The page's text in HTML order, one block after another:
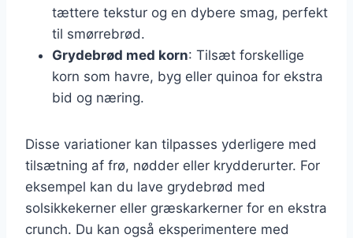
tættere tekstur og en dybere smag, perfekt
til smørrebrød.
Grydebrød med korn: Tilsæt forskellige
korn som havre, byg eller quinoa for ekstra
bid og næring.
Disse variationer kan tilpasses yderligere med
tilsætning af frø, nødder eller krydderurter. For
eksempel kan du lave grydebrød med
solsikkekerner eller græskarkerner for en ekstra
crunch. Du kan også eksperimentere med